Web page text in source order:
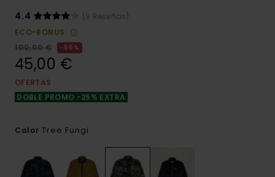
4.4
(9 Reseñas)
ECO-BONUS
100,00 €
55%
45,00 €
OFERTAS
DOBLE PROMO -25% EXTRA
Color Tree Fungi